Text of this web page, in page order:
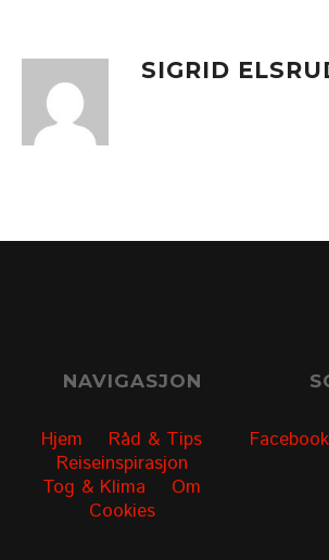
SIGRID
NAVIGASJON
Hjem
Råd & Tips
Reiseinspirasjon
Tog & Klima
Om
Cookies
Facebook